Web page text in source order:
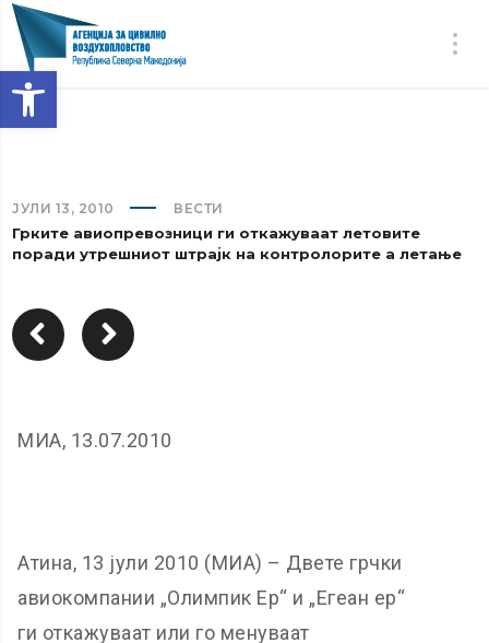
Open toolbar
ЈУЛИ 13, 2010 ВЕСТИ
Грките авиопревозници ги откажуваат летовите
поради утрешниот штрајк на контролорите а летање
МИА, 13.07.2010
Атина, 13 јули 2010 (МИА) – Двете грчки
авиокомпании „Олимпик Ер“ и „Егеан ер“
ги откажуваат или го менуваат